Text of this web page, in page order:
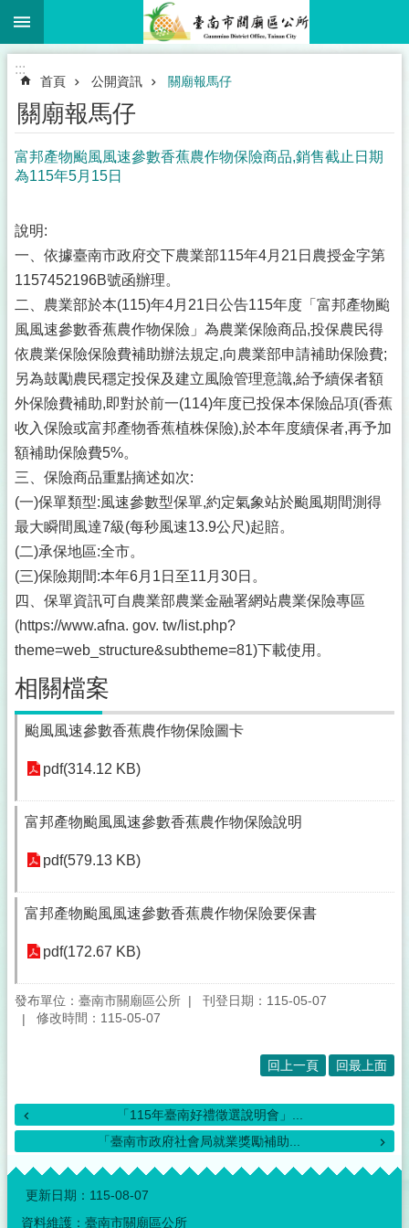
跳到主要內容區塊
:::
首頁 公開資訊 關廟報馬仔
關廟報馬仔
富邦產物颱風風速參數香蕉農作物保險商品,銷售截止日期
為115年5月15日
說明:
一、依據臺南市政府交下農業部115年4月21日農授金字第
1157452196B號函辦理。
二、農業部於本(115)年4月21日公告115年度「富邦產物颱
風風速參數香蕉農作物保險」為農業保險商品,投保農民得
依農業保險保險費補助辦法規定,向農業部申請補助保險費;
另為鼓勵農民穩定投保及建立風險管理意識,給予續保者額
外保險費補助,即對於前一(114)年度已投保本保險品項(香蕉
收入保險或富邦產物香蕉植株保險),於本年度續保者,再予加
額補助保險費5%。
三、保險商品重點摘述如次:
(一)保單類型:風速參數型保單,約定氣象站於颱風期間測得
最大瞬間風達7級(每秒風速13.9公尺)起賠。
(二)承保地區:全市。
(三)保險期間:本年6月1日至11月30日。
四、保單資訊可自農業部農業金融署網站農業保險專區
(https://www.afna. gov. tw/list.php?
theme=web_structure&subtheme=81)下載使用。
相關檔案
颱風風速參數香蕉農作物保險圖卡
pdf(314.12 KB)
富邦產物颱風風速參數香蕉農作物保險說明
pdf(579.13 KB)
富邦產物颱風風速參數香蕉農作物保險要保書
pdf(172.67 KB)
發布單位：臺南市關廟區公所
刊登日期：115-05-07
修改時間：115-05-07
回上一頁 回最上面
「115年臺南好禮徵選說明會」...
「臺南市政府社會局就業獎勵補助...
:::
更新日期： 115-08-07
資料維護：臺南市關廟區公所